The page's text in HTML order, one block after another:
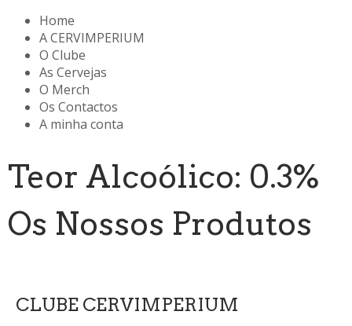
Home
A CERVIMPERIUM
O Clube
As Cervejas
O Merch
Os Contactos
A minha conta
Teor Alcoólico: 0.3%
Os Nossos Produtos
CLUBE CERVIMPERIUM